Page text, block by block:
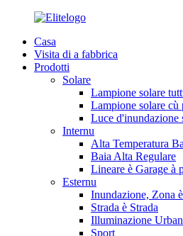
Casa
Visita di a fabbrica
Prodotti
Solare
Lampione solare
Lampione solare cù
Luce d'inundazione
Internu
Alta Temperatura
Baia Alta Regulare
Lineare è Garage à
Esternu
Inundazione, Zona
Strada è Strada
Illuminazione
Sport